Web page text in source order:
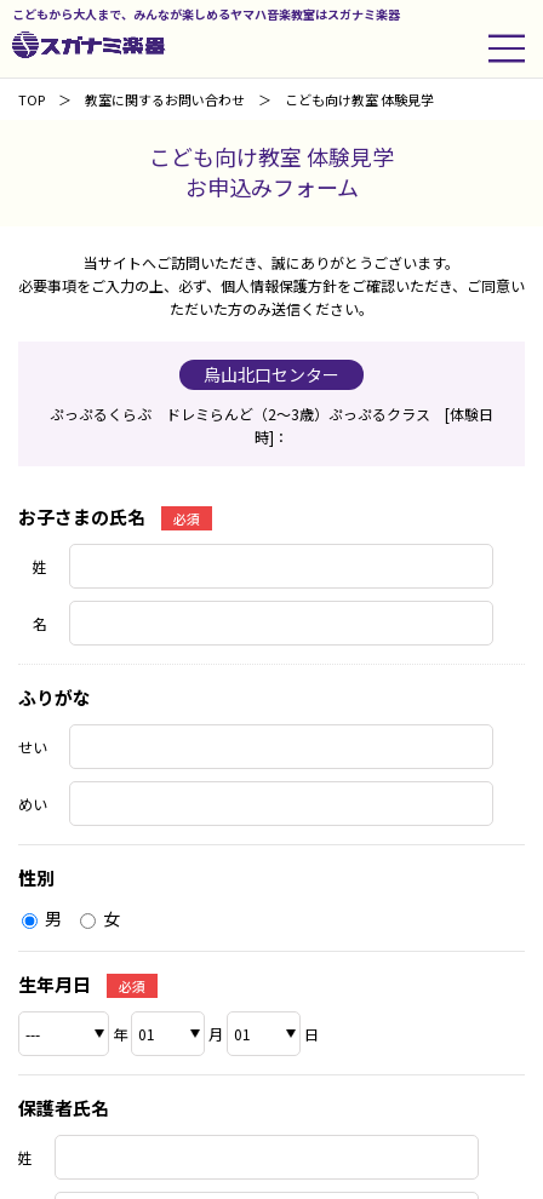
こどもから大人まで、みんなが楽しめるヤマハ音楽教室はスガナミ楽器
TOP 教室に関するお問い合わせ こども向け教室 体験見学
こども向け教室 体験見学
お申込みフォーム
当サイトへご訪問いただき、誠にありがとうございます。
必要事項をご入力の上、必ず、個人情報保護方針をご確認いただき、ご同意い
ただいた方のみ送信ください。
烏山北口センター
ぷっぷるくらぶ ドレミらんど（2～3歳）ぷっぷるクラス [体験日
時]：
お子さまの氏名 必須
姓
名
ふりがな
せい
めい
性別
男 女
生年月日 必須
年 月 日
保護者氏名
姓